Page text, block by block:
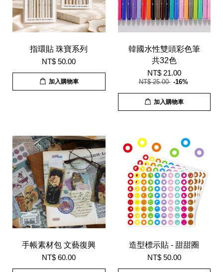
指環貼 珠寶系列
NT$ 50.00
加入購物車
韓國水性雙頭彩色筆
共32色
NT$ 21.00
NT$ 25.00 -16%
加入購物車
手帳素材包 文藝復興
NT$ 60.00
造型標示貼 - 甜甜圈
NT$ 50.00